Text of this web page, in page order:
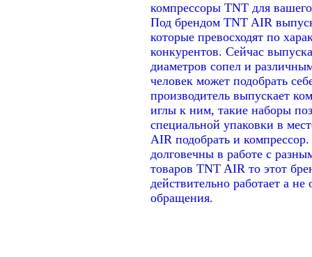
компрессоры TNT для
Под брендом TNT AIR
которые превосходят по
конкурентов. Сейчас
диаметров сопел и
человек может подобрать
производитель выпускает
иглы к ним, такие наборы
специальной упаковки в
AIR подобрать и
долговечны в работе с
товаров TNT AIR то этот
действительно работает а
обращения.